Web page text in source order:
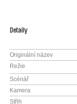
Detaily
Originální název
Režie
Scénář
Kamera
Střih